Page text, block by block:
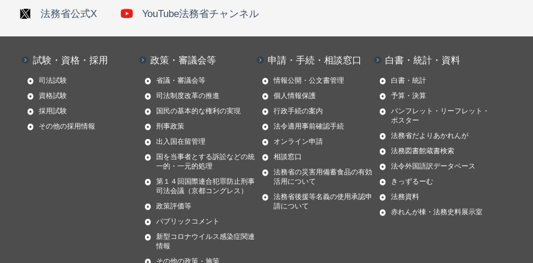
法務省公式X YouTube法務省チャンネル
試験・資格・採用
司法試験
資格試験
採用試験
その他の採用情報
政策・審議会等
省議・審議会等
司法制度改革の推進
国民の基本的な権利の実現
刑事政策
出入国在留管理
国を当事者とする訴訟などの統
一的・一元的処理
第１４回国際連合犯罪防止刑事
司法会議（京都コングレス）
政策評価等
パブリックコメント
新型コロナウイルス感染症関連
情報
その他の政策・施策
申請・手続・相談窓口
情報公開・公文書管理
個人情報保護
行政手続の案内
法令適用事前確認手続
オンライン申請
相談窓口
法務省の災害用備蓄食品の有効
活用について
法務省後援等名義の使用承認申
請について
白書・統計・資料
白書・統計
予算・決算
パンフレット・リーフレット・
ポスター
法務省だよりあかれんが
法務図書館蔵書検索
法令外国語訳データベース
きっずるーむ
法務資料
赤れんが棟・法務史料展示室